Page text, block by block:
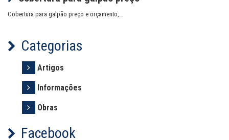
Cobertura para galpão preço e orçamento,…
Categorias
Artigos
Informações
Obras
Facebook